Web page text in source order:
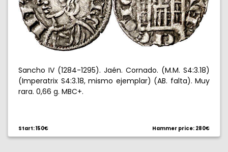
Sancho IV (1284-1295). Jaén. Cornado. (M.M. S4:3.18)
(Imperatrix S4:3.18, mismo ejemplar) (AB. falta). Muy
rara. 0,66 g. MBC+.
Start: 150€ Hammer price: 280€